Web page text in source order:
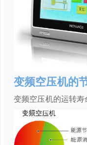
变频空压机的
变频空压机的运转寿